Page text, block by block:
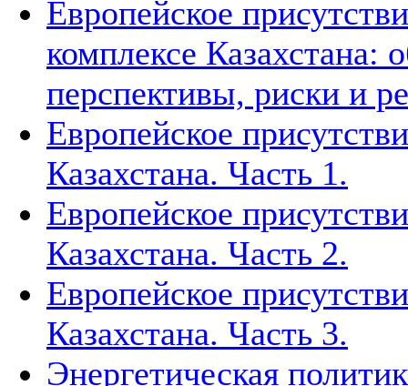
Европейское
комплексе Казахстана:
перспективы, риски и
Европейское
Казахстана. Часть 1.
Европейское
Казахстана. Часть 2.
Европейское
Казахстана. Часть 3.
Энергетическая